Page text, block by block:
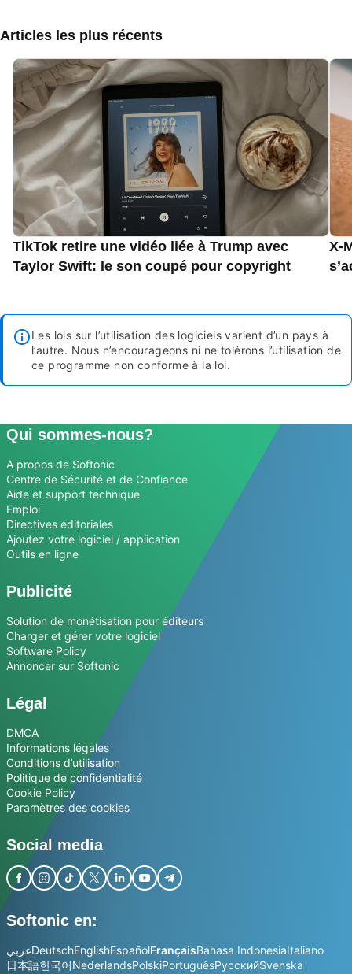
Articles les plus récents
TikTok retire une vidéo liée à Trump avec
Taylor Swift: le son coupé pour copyright
X-
Les lois sur l’utilisation des logiciels varient d’un pays à
l’autre. Nous n’encourageons ni ne tolérons l’utilisation de
ce programme non conforme à la loi.
Qui sommes-nous?
A propos de Softonic
Centre de Sécurité et de Confiance
Aide et support technique
Emploi
Directives éditoriales
Ajoutez votre logiciel / application
Outils en ligne
Publicité
Solution de monétisation pour éditeurs
Charger et gérer votre logiciel
Software Policy
Annoncer sur Softonic
Légal
DMCA
Informations légales
Conditions d’utilisation
Politique de confidentialité
Cookie Policy
Paramètres des cookies
Social media
Softonic en:
عربيDeutschEnglishEspañolFrançaisBahasa IndonesiaItaliano
日本語한국어NederlandsPolskiPortuguêsРусскийSvenska